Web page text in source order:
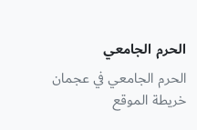
الحرم الجامعي
الحرم الجامعي في عجمان
خريطة الموقع